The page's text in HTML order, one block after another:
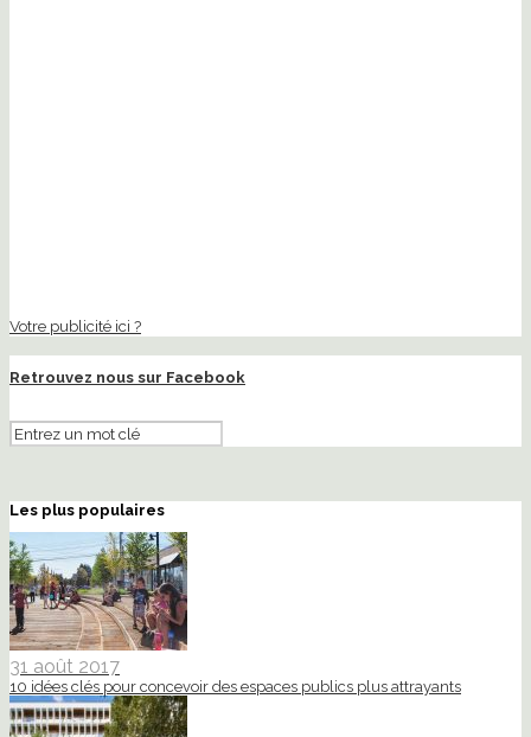
Votre publicité ici ?
Retrouvez nous sur Facebook
Les plus populaires
31 août 2017
10 idées clés pour concevoir des espaces publics plus attrayants